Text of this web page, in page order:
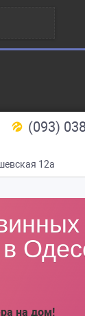
(093)
12а
на дом!